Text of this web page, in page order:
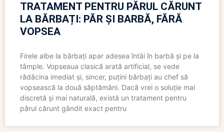
TRATAMENT PENTRU PĂRUL CĂRUNT
LA BĂRBAȚI: PĂR ȘI BARBĂ, FĂRĂ
VOPSEA
Firele albe la bărbați apar adesea întâi în barbă și pe la
tâmple. Vopseaua clasică arată artificial, se vede
rădăcina imediat și, sincer, puțini bărbați au chef să
vopsească la două săptămâni. Dacă vrei o soluție mai
discretă și mai naturală, există un tratament pentru
părul cărunt gândit exact pentru